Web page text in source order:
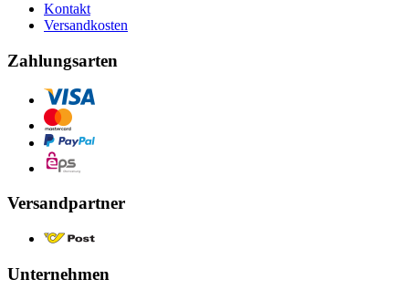
Kontakt
Versandkosten
Zahlungsarten
Versandpartner
Unternehmen